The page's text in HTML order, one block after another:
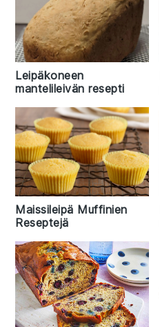
Leipäkoneen
mantelileivän resepti
Maissileipä Muffinien
Reseptejä